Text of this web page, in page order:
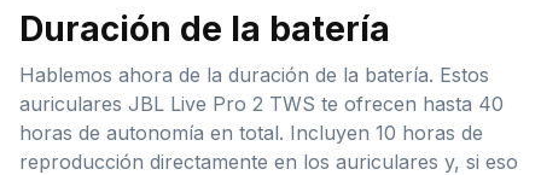
Duración de la batería
Hablemos ahora de la duración de la batería. Estos
auriculares JBL Live Pro 2 TWS te ofrecen hasta 40
horas de autonomía en total. Incluyen 10 horas de
reproducción directamente en los auriculares y, si eso